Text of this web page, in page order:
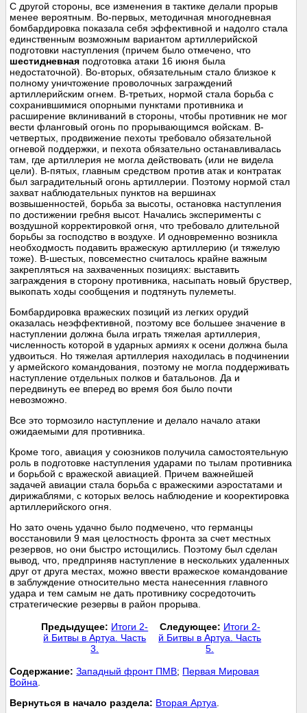
С другой стороны, все изменения в тактике делали прорыв
менее вероятным. Во-первых, методичная многодневная
бомбардировка показала себя эффективной и надолго стала
единственным возможным вариантом артиллерийской
подготовки наступления (причем было отмечено, что
шестидневная подготовка атаки 16 июня была
недостаточной). Во-вторых, обязательным стало близкое к
полному уничтожение проволочных заграждений
артиллерийским огнем. В-третьих, нормой стала борьба с
сохранившимися опорными пунктами противника и
расширение вклиниваний в стороны, чтобы противник не мог
вести фланговый огонь по прорывающимся войскам. В-
четвертых, продвижение пехоты требовало обязательной
огневой поддержки, и пехота обязательно останавливалась
там, где артиллерия не могла действовать (или не видела
цели). В-пятых, главным средством против атак и контратак
был заградительный огонь артиллерии. Поэтому нормой стал
захват наблюдательных пунктов на вершинах
возвышенностей, борьба за высоты, остановка наступления
по достижении гребня высот. Начались эксперименты с
воздушной корректировкой огня, что требовало длительной
борьбы за господство в воздухе. И одновременно возникла
необходмость подавить вражескую артиллерию (и тяжелую
тоже). В-шестых, повсеместно считалось крайне важным
закрепляться на захваченных позициях: выставить
заграждения в сторону противника, насыпать новый бруствер,
выкопать ходы сообщения и подтянуть пулеметы.
Бомбардировка вражеских позиций из легких орудий
оказалась неэффективной, поэтому все большее значение в
наступлении должна была играть тяжелая артиллерия,
численность которой в ударных армиях к осени должна была
удвоиться. Но тяжелая артиллерия находилась в подчинении
у армейского командования, поэтому не могла поддерживать
наступление отдельных полков и батальонов. Да и
передвинуть ее вперед во время боя было почти
невозможно.
Все это тормозило наступление и делало начало атаки
ожидаемыми для противника.
Кроме того, авиация у союзников получила самостоятельную
роль в подготовке наступления ударами по тылам противника
и борьбой с вражеской авиацией. Причем важнейшей
задачей авиации стала борьба с вражескими аэростатами и
дирижаблями, с которых велось наблюдение и кооректировка
артиллерийского огня.
Но зато очень удачно было подмечено, что германцы
восстановили 9 мая целостность фронта за счет местных
резервов, но они быстро истощились. Поэтому был сделан
вывод, что, предприняв наступление в нескольких удаленных
друг от друга местах, можно ввести вражеское командование
в заблуждение относительно места нанесенния главного
удара и тем самым не дать противнику сосредоточить
стратегические резервы в район прорыва.
Предыдущее: Итоги 2-
й Битвы в Артуа. Часть
3.
Следующее: Итоги 2-
й Битвы в Артуа. Часть
5.
Cодержание: Западный фронт ПМВ; Первая Мировая
Война
Вернуться в начало раздела: Вторая Артуа